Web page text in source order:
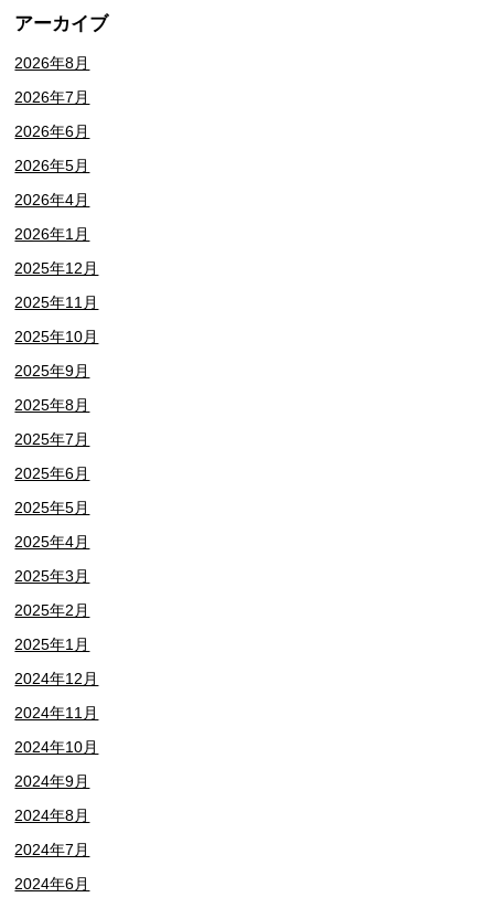
アーカイブ
2026年8月
2026年7月
2026年6月
2026年5月
2026年4月
2026年1月
2025年12月
2025年11月
2025年10月
2025年9月
2025年8月
2025年7月
2025年6月
2025年5月
2025年4月
2025年3月
2025年2月
2025年1月
2024年12月
2024年11月
2024年10月
2024年9月
2024年8月
2024年7月
2024年6月